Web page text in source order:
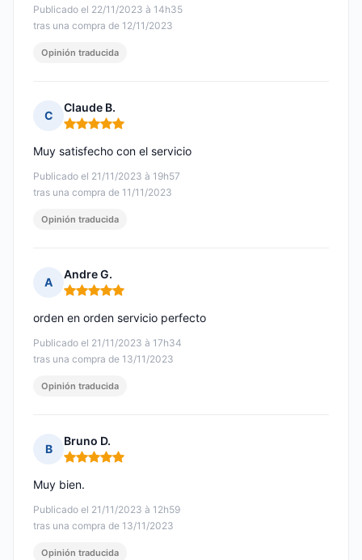
Publicado el 22/11/2023 à 14h35
tras una compra de 12/11/2023
Opinión traducida
C
Claude B.
Nota: 5 de 5
Publicado el 21/11/2023 à 19h57
tras una compra de 11/11/2023
Muy satisfecho con el servicio
Opinión traducida
A
Andre G.
Nota: 5 de 5
Publicado el 21/11/2023 à 17h34
tras una compra de 13/11/2023
orden en orden servicio perfecto
Opinión traducida
B
Bruno D.
Nota: 5 de 5
Publicado el 21/11/2023 à 12h59
tras una compra de 13/11/2023
Muy bien.
Opinión traducida